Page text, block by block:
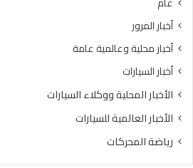
أخبار المرور
أخبار محلية وعالمية عامة
أخبار السيارات
الأخبار المحلية ووكلاء السيارات
الأخبار العالمية للسيارات
رياضة المحركات